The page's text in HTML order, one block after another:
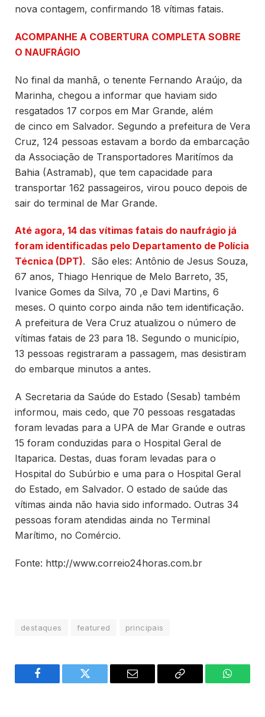
nova contagem, confirmando 18 vítimas fatais.
ACOMPANHE A COBERTURA COMPLETA SOBRE
O NAUFRÁGIO
No final da manhã, o tenente Fernando Araújo, da
Marinha, chegou a informar que haviam sido
resgatados 17 corpos em Mar Grande, além
de cinco em Salvador. Segundo a prefeitura de Vera
Cruz, 124 pessoas estavam a bordo da embarcação
da Associação de Transportadores Maritímos da
Bahia (Astramab), que tem capacidade para
transportar 162 passageiros, virou pouco depois de
sair do terminal de Mar Grande.
Até agora, 14 das vítimas fatais do naufrágio já
foram identificadas pelo Departamento de Polícia
Técnica (DPT). São eles: Antônio de Jesus Souza,
67 anos, Thiago Henrique de Melo Barreto, 35,
Ivanice Gomes da Silva, 70 ,e Davi Martins, 6
meses. O quinto corpo ainda não tem identificação.
A prefeitura de Vera Cruz atualizou o número de
vítimas fatais de 23 para 18. Segundo o município,
13 pessoas registraram a passagem, mas desistiram
do embarque minutos a antes.
A Secretaria da Saúde do Estado (Sesab) também
informou, mais cedo, que 70 pessoas resgatadas
foram levadas para a UPA de Mar Grande e outras
15 foram conduzidas para o Hospital Geral de
Itaparica. Destas, duas foram levadas para o
Hospital do Subúrbio e uma para o Hospital Geral
do Estado, em Salvador. O estado de saúde das
vítimas ainda não havia sido informado. Outras 34
pessoas foram atendidas ainda no Terminal
Marítimo, no Comércio.
Fonte: http://www.correio24horas.com.br
destaques featured principais
Facebook Twitter Email
Copy